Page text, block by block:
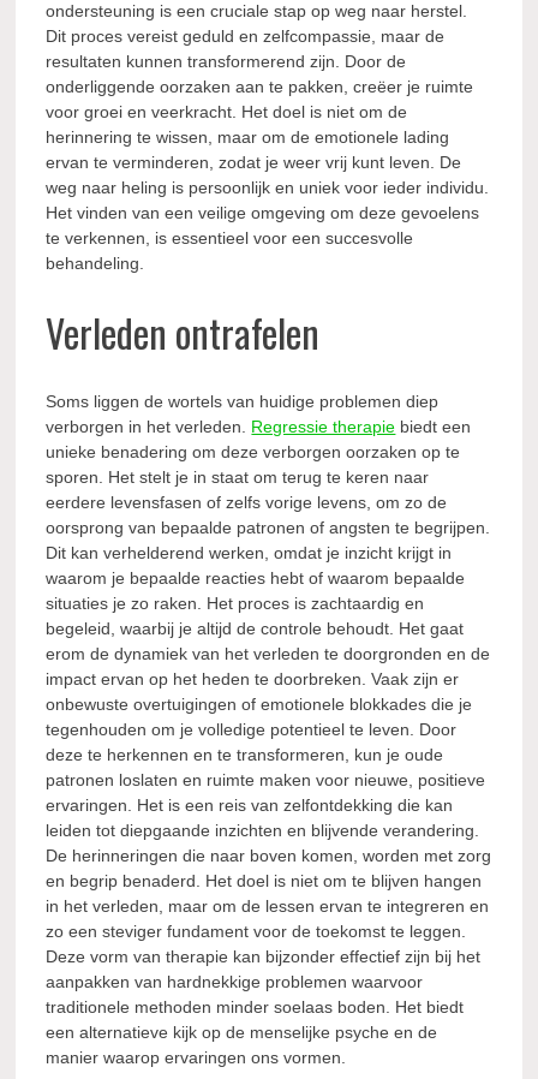
ondersteuning is een cruciale stap op weg naar herstel.
Dit proces vereist geduld en zelfcompassie, maar de
resultaten kunnen transformerend zijn. Door de
onderliggende oorzaken aan te pakken, creëer je ruimte
voor groei en veerkracht. Het doel is niet om de
herinnering te wissen, maar om de emotionele lading
ervan te verminderen, zodat je weer vrij kunt leven. De
weg naar heling is persoonlijk en uniek voor ieder individu.
Het vinden van een veilige omgeving om deze gevoelens
te verkennen, is essentieel voor een succesvolle
behandeling.
Verleden ontrafelen
Soms liggen de wortels van huidige problemen diep
verborgen in het verleden. Regressie therapie biedt een
unieke benadering om deze verborgen oorzaken op te
sporen. Het stelt je in staat om terug te keren naar
eerdere levensfasen of zelfs vorige levens, om zo de
oorsprong van bepaalde patronen of angsten te begrijpen.
Dit kan verhelderend werken, omdat je inzicht krijgt in
waarom je bepaalde reacties hebt of waarom bepaalde
situaties je zo raken. Het proces is zachtaardig en
begeleid, waarbij je altijd de controle behoudt. Het gaat
erom de dynamiek van het verleden te doorgronden en de
impact ervan op het heden te doorbreken. Vaak zijn er
onbewuste overtuigingen of emotionele blokkades die je
tegenhouden om je volledige potentieel te leven. Door
deze te herkennen en te transformeren, kun je oude
patronen loslaten en ruimte maken voor nieuwe, positieve
ervaringen. Het is een reis van zelfontdekking die kan
leiden tot diepgaande inzichten en blijvende verandering.
De herinneringen die naar boven komen, worden met zorg
en begrip benaderd. Het doel is niet om te blijven hangen
in het verleden, maar om de lessen ervan te integreren en
zo een steviger fundament voor de toekomst te leggen.
Deze vorm van therapie kan bijzonder effectief zijn bij het
aanpakken van hardnekkige problemen waarvoor
traditionele methoden minder soelaas boden. Het biedt
een alternatieve kijk op de menselijke psyche en de
manier waarop ervaringen ons vormen.